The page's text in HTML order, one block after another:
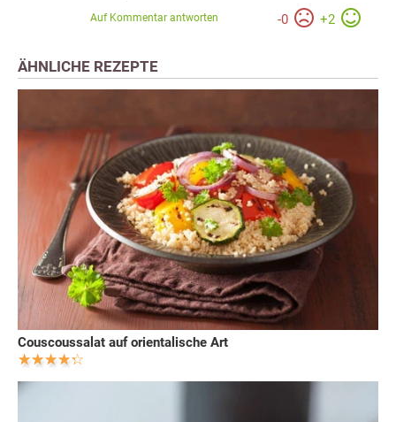
-0 +2
Auf Kommentar antworten
ÄHNLICHE REZEPTE
Couscoussalat auf orientalische Art